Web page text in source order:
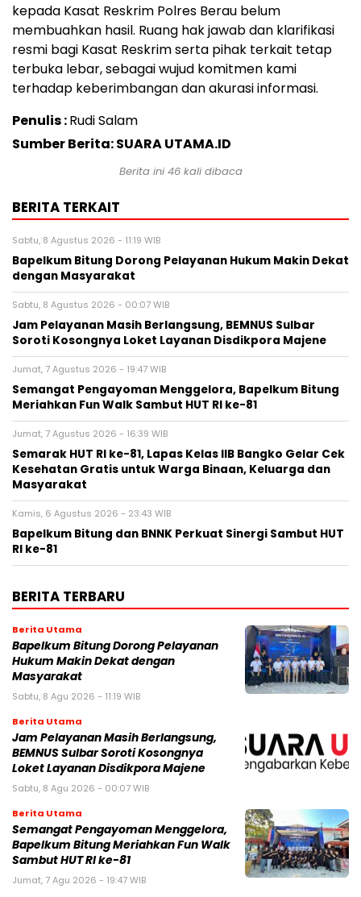
kepada Kasat Reskrim Polres Berau belum
membuahkan hasil. Ruang hak jawab dan klarifikasi
resmi bagi Kasat Reskrim serta pihak terkait tetap
terbuka lebar, sebagai wujud komitmen kami
terhadap keberimbangan dan akurasi informasi.
Penulis :Rudi Salam
Sumber Berita: SUARA UTAMA.ID
Berita ini 46kali dibaca
BERITA TERKAIT
Sabtu, 8 Agustus 2026 - 11:19 WIB
Bapelkum Bitung Dorong Pelayanan Hukum Makin Dekat
dengan Masyarakat
Sabtu, 8 Agustus 2026 - 00:07 WIB
Jam Pelayanan Masih Berlangsung, BEMNUS Sulbar
Soroti Kosongnya Loket Layanan Disdikpora Majene
Jumat, 7 Agustus 2026 - 19:47 WIB
Semangat Pengayoman Menggelora, Bapelkum Bitung
Meriahkan Fun Walk Sambut HUT RI ke-81
Jumat, 7 Agustus 2026 - 16:39 WIB
Semarak HUT RI ke-81, Lapas Kelas IIB Bangko Gelar Cek
Kesehatan Gratis untuk Warga Binaan, Keluarga dan
Masyarakat
Kamis, 6 Agustus 2026 - 23:43 WIB
Bapelkum Bitung dan BNNK Perkuat Sinergi Sambut HUT
RI ke-81
BERITA TERBARU
Berita Utama
Bapelkum Bitung Dorong Pelayanan
Hukum Makin Dekat dengan
Masyarakat
Sabtu, 8 Agu 2026 - 11:19 WIB
Berita Utama
Jam Pelayanan Masih Berlangsung,
BEMNUS Sulbar Soroti Kosongnya
Loket Layanan Disdikpora Majene
Sabtu, 8 Agu 2026 - 00:07 WIB
Berita Utama
Semangat Pengayoman Menggelora,
Bapelkum Bitung Meriahkan Fun Walk
Sambut HUT RI ke-81
Jumat, 7 Agu 2026 - 19:47 WIB